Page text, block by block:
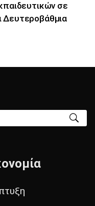
σε
Δευτεροβάθμια